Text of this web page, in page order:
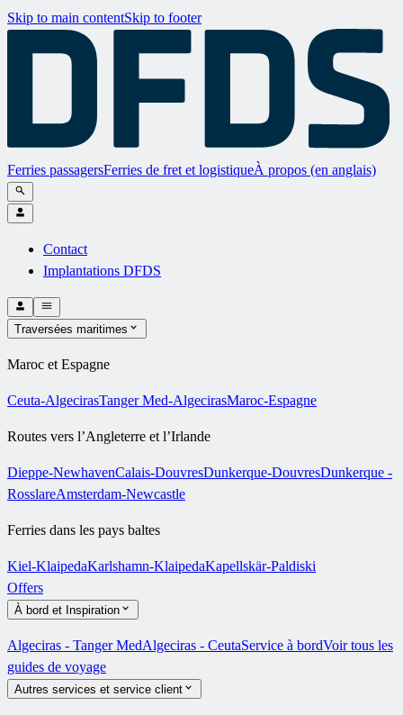
Skip to main contentSkip to footer
Ferries passagersFerries de fret et logistiqueÀ propos (en anglais)
Contact
Implantations DFDS
Traversées maritimes
Maroc et Espagne
Ceuta-AlgecirasTanger Med-AlgecirasMaroc-Espagne
Routes vers l’Angleterre et l’Irlande
Dieppe-NewhavenCalais-DouvresDunkerque-DouvresDunkerque -
RosslareAmsterdam-Newcastle
Ferries dans les pays baltes
Kiel-KlaipedaKarlshamn-KlaipedaKapellskär-Paldiski
Offers
À bord et Inspiration
Algeciras - Tanger MedAlgeciras - CeutaService à bordVoir tous les
guides de voyage
Autres services et service client